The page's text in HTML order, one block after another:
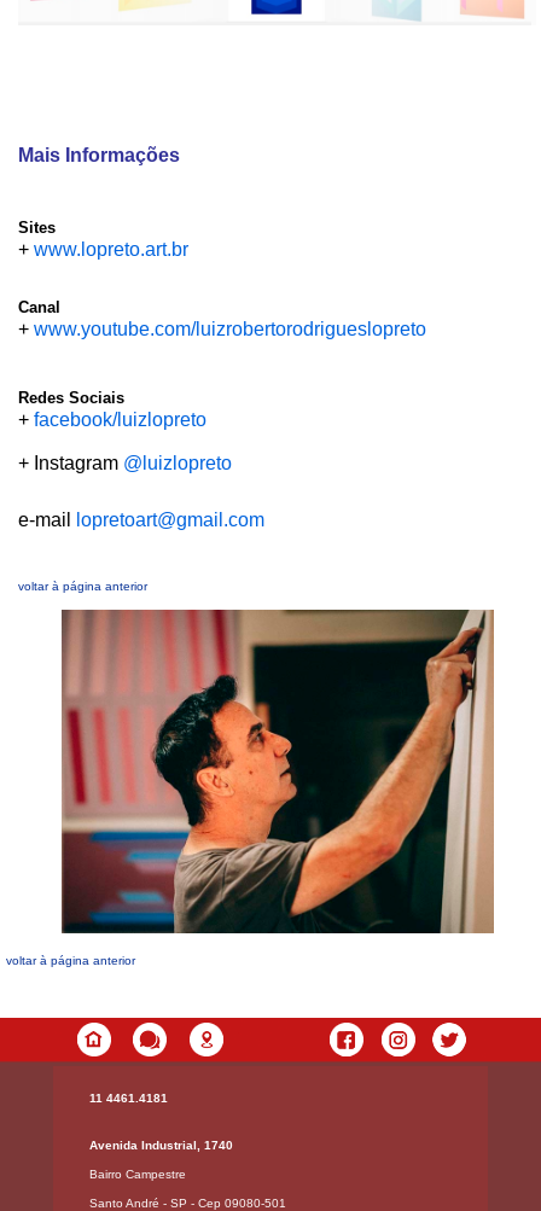
Mais Informações
Sites
+ www.lopreto.art.br
Canal
+ www.youtube.com/luizrobertorodrigueslopreto
Redes Sociais
+ facebook/luizlopreto
+ Instagram @luizlopreto
e-mail lopretoart@gmail.com
voltar à página anterior
voltar à página anterior
11 4461.4181
Avenida Industrial, 1740
Bairro Campestre
Santo André - SP - Cep 09080-501